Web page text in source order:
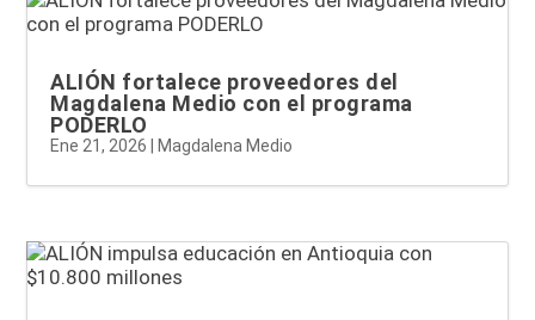
ALIÓN fortalece proveedores del
Magdalena Medio con el programa
PODERLO
Ene 21, 2026 |Magdalena Medio